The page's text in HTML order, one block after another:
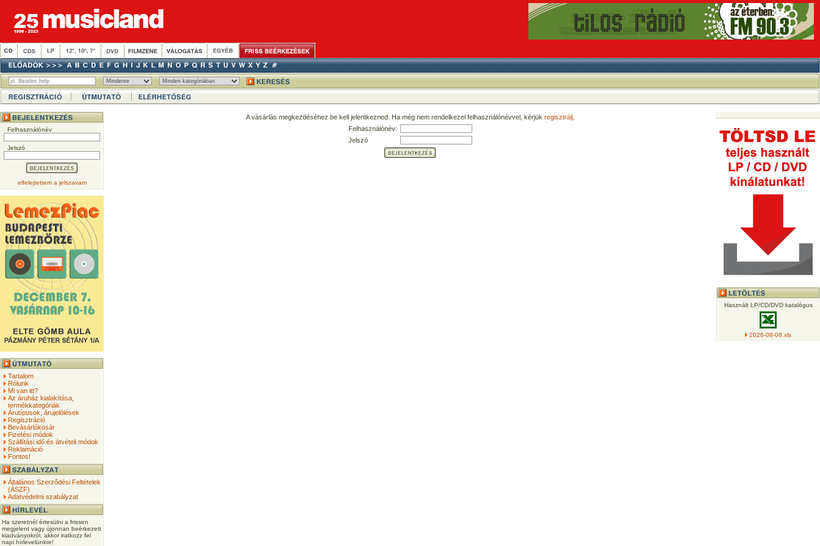
Felhasználónév
Jelszó
elfelejtettem a jelszavam
Tartalom
Rólunk
Mi van itt?
Az áruház kialakítása,
termékkategóriák
Árutípusok, árujelölések
Regisztráció
Bevásárlókosár
Fizetési módok
Szállítási idő és átvételi módok
Reklamáció
Fontos!
Általános Szerződési Feltételek
(ÁSZF)
Adatvédelmi szabályzat
Ha szeretnél értesülni a frissen
megjelent vagy újonnan beérkezett
kiadványokról, akkor iratkozz fel
napi hírlevelünkre!
A vásárlás megkezdéséhez be kell jelentkezned. Ha még nem rendelkezel felhasználónévvel, kérjük regisztrálj.
Felhasználónév:
Jelszó
Használt LP/CD/DVD katalógus
2026-08-08.xls